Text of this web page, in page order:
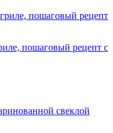
пошаговый рецепт
пошаговый рецепт с
свеклой